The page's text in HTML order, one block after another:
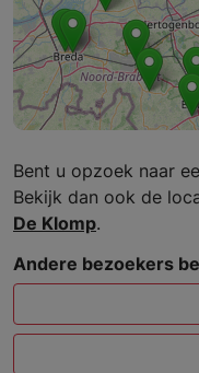
Bent u opzoek naar
Bekijk dan ook de
De Klomp.
Andere bezoekers